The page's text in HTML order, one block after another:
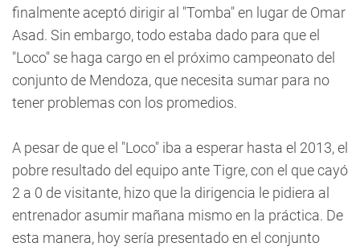
finalmente aceptó dirigir al "Tomba" en lugar de Omar
Asad. Sin embargo, todo estaba dado para que el
"Loco" se haga cargo en el próximo campeonato del
conjunto de Mendoza, que necesita sumar para no
tener problemas con los promedios.
A pesar de que el "Loco" iba a esperar hasta el 2013, el
pobre resultado del equipo ante Tigre, con el que cayó
2 a 0 de visitante, hizo que la dirigencia le pidiera al
entrenador asumir mañana mismo en la práctica. De
esta manera, hoy sería presentado en el conjunto